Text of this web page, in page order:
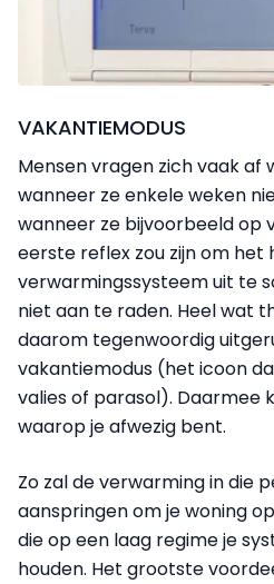
VAKANTIEMODUS
Mensen vragen zich vaak af
wanneer ze enkele weken
wanneer ze bijvoorbeeld op
eerste reflex zou zijn om het
verwarmingssysteem uit te
niet aan te raden. Heel wat
daarom tegenwoordig
vakantiemodus (het icoon
valies of parasol). Daarmee
waarop je afwezig bent.
Zo zal de verwarming in die
aanspringen om je woning
die op een laag regime je
houden. Het grootste